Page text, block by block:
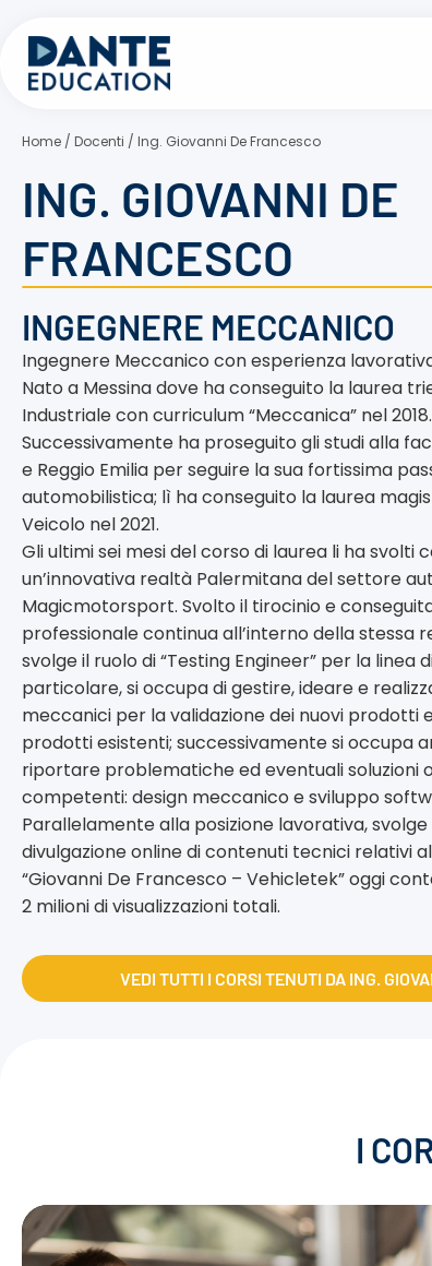
contingut
Home / Docenti / Ing. Giovanni De Francesco
ING. GIOVANNI DE
FRANCESCO
INGEGNERE MECCANICO
Ingegnere Meccanico con esperienza
Nato a Messina dove ha conseguito la laurea
Industriale con curriculum “Meccanica” nel 2018.
Successivamente ha proseguito gli studi alla
e Reggio Emilia per seguire la sua fortissima
automobilistica; lì ha conseguito la laurea
Veicolo nel 2021.
Gli ultimi sei mesi del corso di laurea li ha svolti
un’innovativa realtà Palermitana del settore
Magicmotorsport. Svolto il tirocinio e
professionale continua all’interno della stessa
svolge il ruolo di “Testing Engineer” per la linea
particolare, si occupa di gestire, ideare e
meccanici per la validazione dei nuovi prodotti
prodotti esistenti; successivamente si occupa
riportare problematiche ed eventuali soluzioni
competenti: design meccanico e sviluppo
Parallelamente alla posizione lavorativa, svolge
divulgazione online di contenuti tecnici relativi
“Giovanni De Francesco – Vehicletek” oggi
2 milioni di visualizzazioni totali.
VEDI TUTTI I CORSI TENUTI DA ING.
I